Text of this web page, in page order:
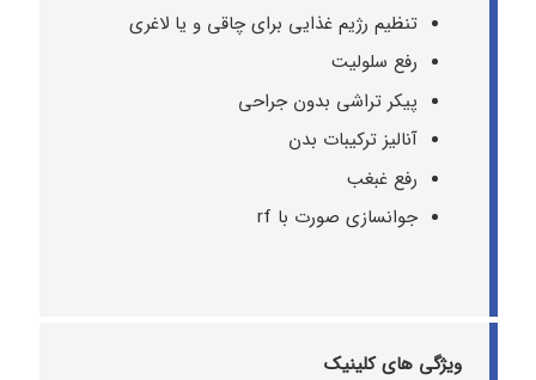
تنظیم رژیم غذایی برای چاقی و یا لاغری
رفع سلولیت
پیکر تراشی بدون جراحی
آنالیز ترکیبات بدن
رفع غبغب
جوانسازی صورت با rf
ویژگی های کلینیک